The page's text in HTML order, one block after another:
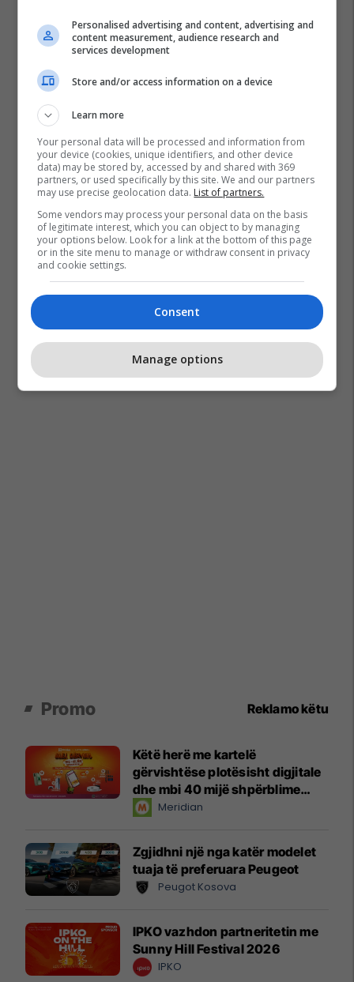
Peshkaqeni I Bardhë Afrika E Jugut Orka
Promo Reklamo këtu
Këtë herë me kartelë
gërvishtëse plotësisht digjitale
dhe mbi 40 mijë shpërblime
instant!Meridian
Zgjidhni një nga katër modelet
tuaja të preferuara Peugeot
Peugot Kosova
IPKO vazhdon partneritetin me
Sunny Hill Festival 2026
IPKO
Personalised advertising and content, advertising and
content measurement, audience research and
services development
Store and/or access information on a device
Learn more
Your personal data will be processed and information from
your device (cookies, unique identifiers, and other device
data) may be stored by, accessed by and shared with 369
partners, or used specifically by this site. We and our partners
may use precise geolocation data. List of partners.
Some vendors may process your personal data on the basis
of legitimate interest, which you can object to by managing
your options below. Look for a link at the bottom of this page
or in the site menu to manage or withdraw consent in privacy
and cookie settings.
Consent
Manage options